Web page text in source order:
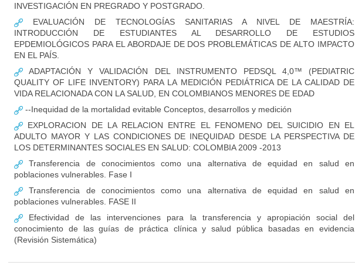
INVESTIGACIÓN EN PREGRADO Y POSTGRADO.
EVALUACIÓN DE TECNOLOGÍAS SANITARIAS A NIVEL DE MAESTRÍA:
INTRODUCCIÓN DE ESTUDIANTES AL DESARROLLO DE ESTUDIOS
EPDEMIOLÓGICOS PARA EL ABORDAJE DE DOS PROBLEMÁTICAS DE ALTO IMPACTO
EN EL PAÍS.
ADAPTACIÓN Y VALIDACIÓN DEL INSTRUMENTO PEDSQL 4,0™ (PEDIATRIC
QUALITY OF LIFE INVENTORY) PARA LA MEDICIÓN PEDIÁTRICA DE LA CALIDAD DE
VIDA RELACIONADA CON LA SALUD, EN COLOMBIANOS MENORES DE EDAD
--Inequidad de la mortalidad evitable Conceptos, desarrollos y medición
EXPLORACION DE LA RELACION ENTRE EL FENOMENO DEL SUICIDIO EN EL
ADULTO MAYOR Y LAS CONDICIONES DE INEQUIDAD DESDE LA PERSPECTIVA DE
LOS DETERMINANTES SOCIALES EN SALUD: COLOMBIA 2009 -2013
Transferencia de conocimientos como una alternativa de equidad en salud en
poblaciones vulnerables. Fase I
Transferencia de conocimientos como una alternativa de equidad en salud en
poblaciones vulnerables. FASE II
Efectividad de las intervenciones para la transferencia y apropiación social del
conocimiento de las guías de práctica clínica y salud pública basadas en evidencia
(Revisión Sistemática)